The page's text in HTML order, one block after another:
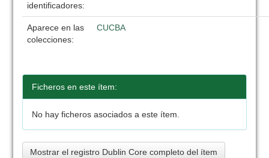
identificadores:
Aparece en las
colecciones:
CUCBA
Ficheros en este ítem:
No hay ficheros asociados a este ítem.
Mostrar el registro Dublin Core completo del ítem